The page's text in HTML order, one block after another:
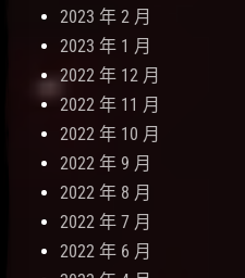
2023 年 2 月
2023 年 1 月
2022 年 12 月
2022 年 11 月
2022 年 10 月
2022 年 9 月
2022 年 8 月
2022 年 7 月
2022 年 6 月